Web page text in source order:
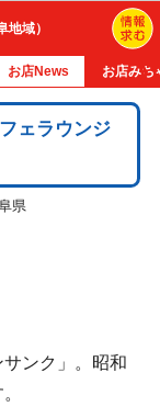
地域）
お店News お店みち
ェラウンジ
県
ンク」。昭和